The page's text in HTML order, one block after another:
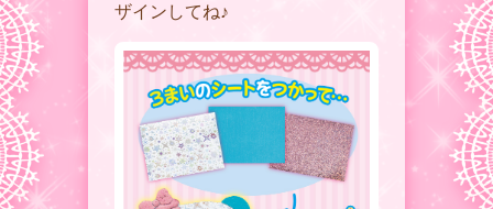
ザインしてね♪